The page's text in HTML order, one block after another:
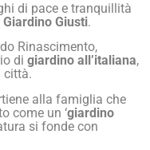
di pace e tranquillità
Giardino Giusti.
Rinascimento,
di giardino all’italiana,
città.
alla famiglia che
come un ‘giardino
si fonde con